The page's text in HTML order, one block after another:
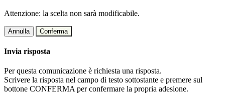
Attenzione: la scelta non sarà modificabile.
Annulla Conferma
Invia risposta
Per questa comunicazione è richiesta una risposta.
Scrivere la risposta nel campo di testo sottostante e premere sul
bottone CONFERMA per confermare la propria adesione.